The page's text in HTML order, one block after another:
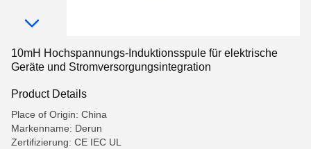
10mH Hochspannungs-Induktionsspule für elektrische
Geräte und Stromversorgungsintegration
Product Details
Place of Origin: China
Markenname: Derun
Zertifizierung: CE IEC UL